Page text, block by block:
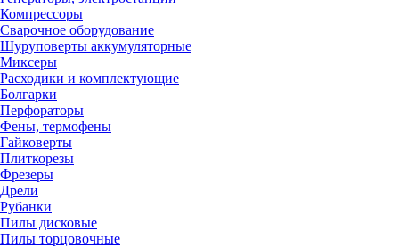
Компрессоры
Сварочное оборудование
Шуруповерты аккумуляторные
Миксеры
Расходики и комплектующие
Болгарки
Перфораторы
Фены, термофены
Гайковерты
Плиткорезы
Фрезеры
Дрели
Рубанки
Пилы дисковые
Пилы торцовочные